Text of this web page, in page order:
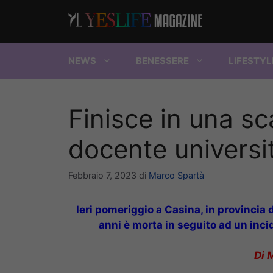
NEWS BENESSERE
Finisce in una
docente
Febbraio 7, 2023 di Marco Spartà
Ieri pomeriggio a Casina, in provincia
anni è morta in seguito ad un
Di